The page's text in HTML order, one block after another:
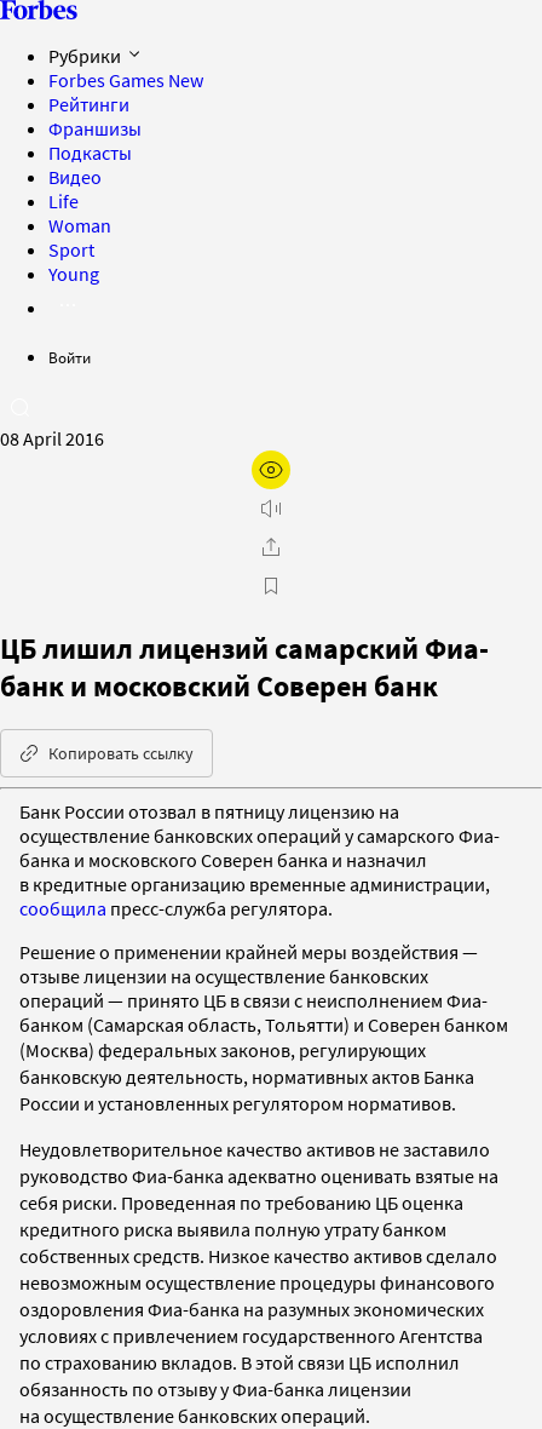
Рубрики
Forbes Games New
Рейтинги
Франшизы
Подкасты
Видео
Life
Woman
Sport
Young
Войти
08 April 2016
ЦБ лишил лицензий самарский Фиа-
банк и московский Соверен банк
Копировать ссылку
Банк России отозвал в пятницу лицензию на
осуществление банковских операций у самарского Фиа-
банка и московского Соверен банка и назначил
в кредитные организацию временные администрации,
сообщила пресс-служба регулятора.
Решение о применении крайней меры воздействия —
отзыве лицензии на осуществление банковских
операций — принято ЦБ в связи с неисполнением Фиа-
банком (Самарская область, Тольятти) и Соверен банком
(Москва) федеральных законов, регулирующих
банковскую деятельность, нормативных актов Банка
России и установленных регулятором нормативов.
Неудовлетворительное качество активов не заставило
руководство Фиа-банка адекватно оценивать взятые на
себя риски. Проведенная по требованию ЦБ оценка
кредитного риска выявила полную утрату банком
собственных средств. Низкое качество активов сделало
невозможным осуществление процедуры финансового
оздоровления Фиа-банка на разумных экономических
условияхс привлечением государственного Агентства
по страхованию вкладов. В этой связи ЦБ исполнил
обязанность по отзыву у Фиа-банка лицензии
на осуществление банковских операций.